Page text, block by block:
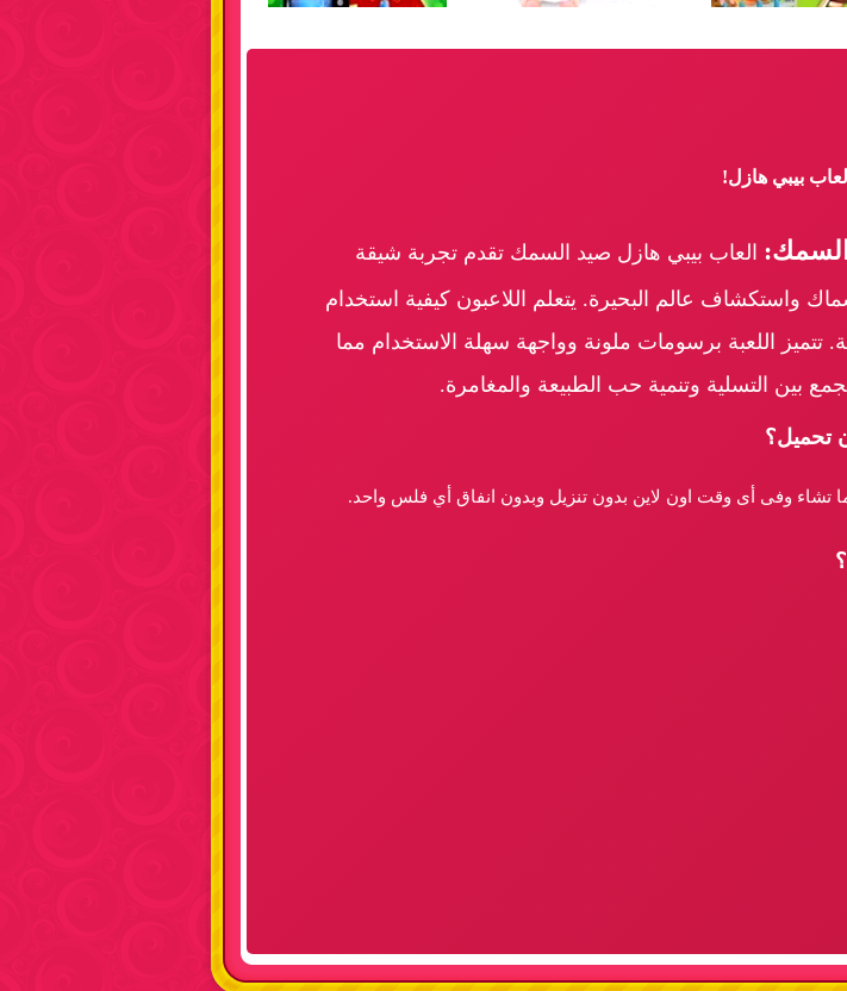
بيبي هازل!
العاب بيبي هازل صيد السمك تقدم تجربة شيقة
واستكشاف عالم البحيرة. يتعلم اللاعبون كيفية استخدام
تتميز اللعبة برسومات ملونة وواجهة سهلة الاستخدام مما
بين التسلية وتنمية حب الطبيعة والمغامرة.
تحميل؟
تشاء وفى أى وقت اون لاين بدون تنزيل وبدون انفاق أي فلس واحد.